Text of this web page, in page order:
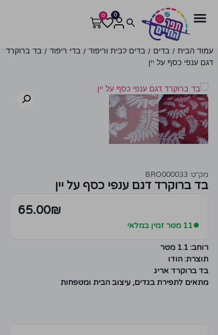
0
0
עמוד הבית / בדים / בדים לבית וריפוד / בדי ריפוד / בד ברוקרד
דגם ענפי כסף על יין
מק״ט: BRO000033
בד ברוקרד דגם ענפי כסף על יין
65.00₪
●11 מטר זמין במלאי
רוחב: 1.1 מטר
תוצרת: הודו
בד ברוקרד אריג
מתאים לתפירת בגדים, עיצוב הבית ומטפחות